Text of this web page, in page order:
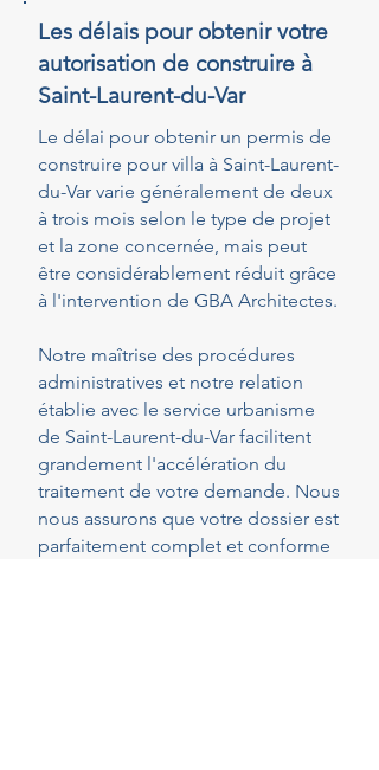
Les délais pour obtenir votre
autorisation de construire à
Saint-Laurent-du-Var
Le délai pour obtenir un permis de
construire pour villa à Saint-Laurent-
du-Var varie généralement de deux
à trois mois selon le type de projet
et la zone concernée, mais peut
être considérablement réduit grâce
à l'intervention de GBA Architectes.
Notre maîtrise des procédures
administratives et notre relation
établie avec le service urbanisme
de Saint-Laurent-du-Var facilitent
grandement l'accélération du
traitement de votre demande. Nous
nous assurons que votre dossier est
parfaitement complet et conforme